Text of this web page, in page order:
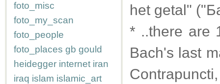
foto_misc
foto_my_scan
foto_people
foto_places gb gould
heidegger internet iran
iraq islam islamic_art
het getal"
* ..there are
Bach's last